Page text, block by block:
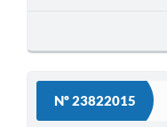
Nº 23822015